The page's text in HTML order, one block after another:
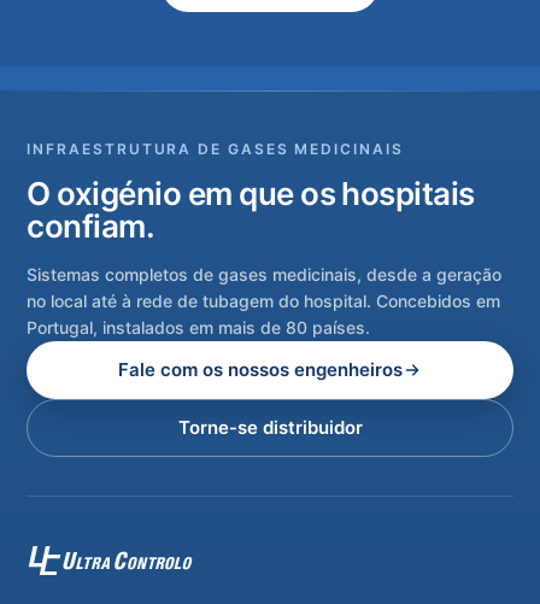
INFRAESTRUTURA DE GASES MEDICINAIS
O oxigénio em que os hospitais
confiam.
Sistemas completos de gases medicinais, desde a geração
no local até à rede de tubagem do hospital. Concebidos em
Portugal, instalados em mais de 80 países.
Fale com os nossos engenheiros
Torne-se distribuidor